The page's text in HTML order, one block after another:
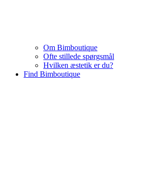
Om Bimboutique
Ofte stillede spørgsmål
Hvilken æstetik er du?
Find Bimboutique